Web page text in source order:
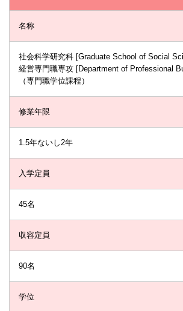
名称
社会科学研究科 [Graduate School of Social
経営専門職専攻 [Department of Professional
（専門職学位課程）
修業年限
1.5年ないし2年
入学定員
45名
収容定員
90名
学位